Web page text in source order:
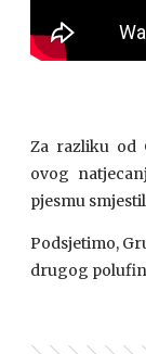
Za razliku od
ovog
pjesmu
Podsjetimo,
drugog